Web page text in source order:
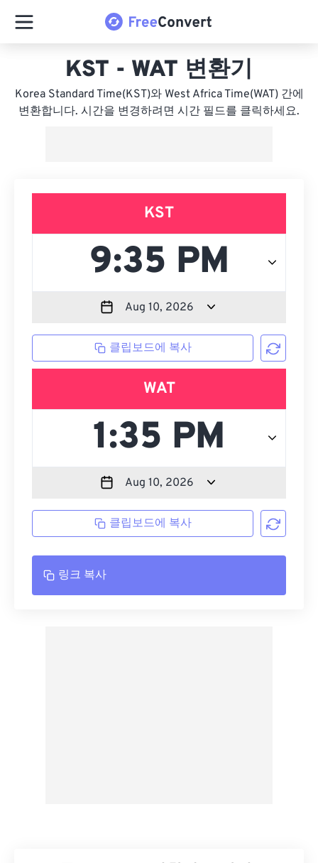
KST - WAT 변환기
Korea Standard Time(KST)와 West Africa Time(WAT) 간에
변환합니다. 시간을 변경하려면 시간 필드를 클릭하세요.
KST
클립보드에 복사
WAT
클립보드에 복사
링크 복사